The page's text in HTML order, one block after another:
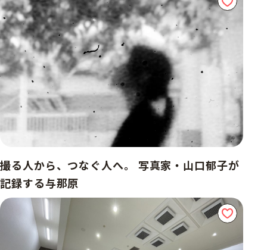
撮る人から、つなぐ人へ。 写真家・山口郁子が
記録する与那原